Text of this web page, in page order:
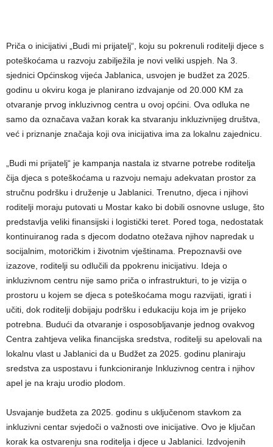
Priča o inicijativi „Budi mi prijatelj“, koju su pokrenuli roditelji djece s
poteškoćama u razvoju zabilježila je novi veliki uspjeh. Na 3.
sjednici Općinskog vijeća Jablanica, usvojen je budžet za 2025.
godinu u okviru koga je planirano izdvajanje od 20.000 KM za
otvaranje prvog inkluzivnog centra u ovoj općini. Ova odluka ne
samo da označava važan korak ka stvaranju inkluzivnijeg društva,
već i priznanje značaja koji ova inicijativa ima za lokalnu zajednicu.
„Budi mi prijatelj“ je kampanja nastala iz stvarne potrebe roditelja
čija djeca s poteškoćama u razvoju nemaju adekvatan prostor za
stručnu podršku i druženje u Jablanici. Trenutno, djeca i njihovi
roditelji moraju putovati u Mostar kako bi dobili osnovne usluge, što
predstavlja veliki finansijski i logistički teret. Pored toga, nedostatak
kontinuiranog rada s djecom dodatno otežava njihov napredak u
socijalnim, motoričkim i životnim vještinama. Prepoznavši ove
izazove, roditelji su odlučili da ppokrenu inicijativu. Ideja o
inkluzivnom centru nije samo priča o infrastrukturi, to je vizija o
prostoru u kojem se djeca s poteškoćama mogu razvijati, igrati i
učiti, dok roditelji dobijaju podršku i edukaciju koja im je prijeko
potrebna. Budući da otvaranje i osposobljavanje jednog ovakvog
Centra zahtjeva velika financijska sredstva, roditelji su apelovali na
lokalnu vlast u Jablanici da u Budžet za 2025. godinu planiraju
sredstva za uspostavu i funkcioniranje Inkluzivnog centra i njihov
apel je na kraju urodio plodom.
Usvajanje budžeta za 2025. godinu s uključenom stavkom za
inkluzivni centar svjedoči o važnosti ove inicijative. Ovo je ključan
korak ka ostvarenju sna roditelja i djece u Jablanici. Izdvojenih